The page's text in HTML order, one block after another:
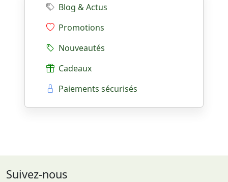
Blog & Actus
Promotions
Nouveautés
Cadeaux
Paiements sécurisés
Suivez-nous